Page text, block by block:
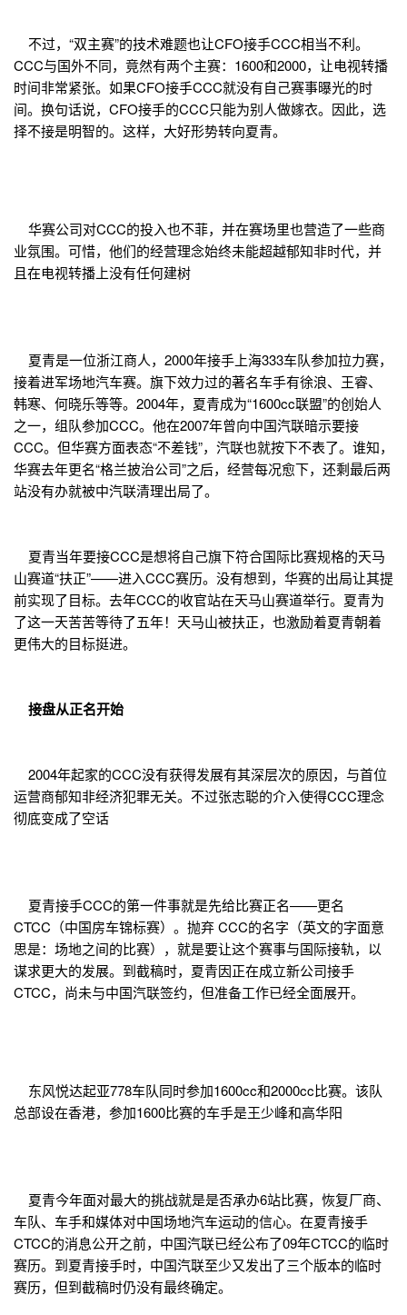
不过，“双主赛”的技术难题也让CFO接手CCC相当不利。
CCC与国外不同，竟然有两个主赛：1600和2000，让电视转播
时间非常紧张。如果CFO接手CCC就没有自己赛事曝光的时
间。换句话说，CFO接手的CCC只能为别人做嫁衣。因此，选
择不接是明智的。这样，大好形势转向夏青。
华赛公司对CCC的投入也不菲，并在赛场里也营造了一些商
业氛围。可惜，他们的经营理念始终未能超越郁知非时代，并
且在电视转播上没有任何建树
夏青是一位浙江商人，2000年接手上海333车队参加拉力赛，
接着进军场地汽车赛。旗下效力过的著名车手有徐浪、王睿、
韩寒、何晓乐等等。2004年，夏青成为“1600cc联盟”的创始人
之一，组队参加CCC。他在2007年曾向中国汽联暗示要接
CCC。但华赛方面表态“不差钱”，汽联也就按下不表了。谁知，
华赛去年更名“格兰披治公司”之后，经营每况愈下，还剩最后两
站没有办就被中汽联清理出局了。
夏青当年要接CCC是想将自己旗下符合国际比赛规格的天马
山赛道“扶正”——进入CCC赛历。没有想到，华赛的出局让其提
前实现了目标。去年CCC的收官站在天马山赛道举行。夏青为
了这一天苦苦等待了五年！天马山被扶正，也激励着夏青朝着
更伟大的目标挺进。
接盘从正名开始
2004年起家的CCC没有获得发展有其深层次的原因，与首位
运营商郁知非经济犯罪无关。不过张志聪的介入使得CCC理念
彻底变成了空话
夏青接手CCC的第一件事就是先给比赛正名——更名
CTCC（中国房车锦标赛）。抛弃 CCC的名字（英文的字面意
思是：场地之间的比赛），就是要让这个赛事与国际接轨，以
谋求更大的发展。到截稿时，夏青因正在成立新公司接手
CTCC，尚未与中国汽联签约，但准备工作已经全面展开。
东风悦达起亚778车队同时参加1600cc和2000cc比赛。该队
总部设在香港，参加1600比赛的车手是王少峰和高华阳
夏青今年面对最大的挑战就是是否承办6站比赛，恢复厂商、
车队、车手和媒体对中国场地汽车运动的信心。在夏青接手
CTCC的消息公开之前，中国汽联已经公布了09年CTCC的临时
赛历。到夏青接手时，中国汽联至少又发出了三个版本的临时
赛历，但到截稿时仍没有最终确定。